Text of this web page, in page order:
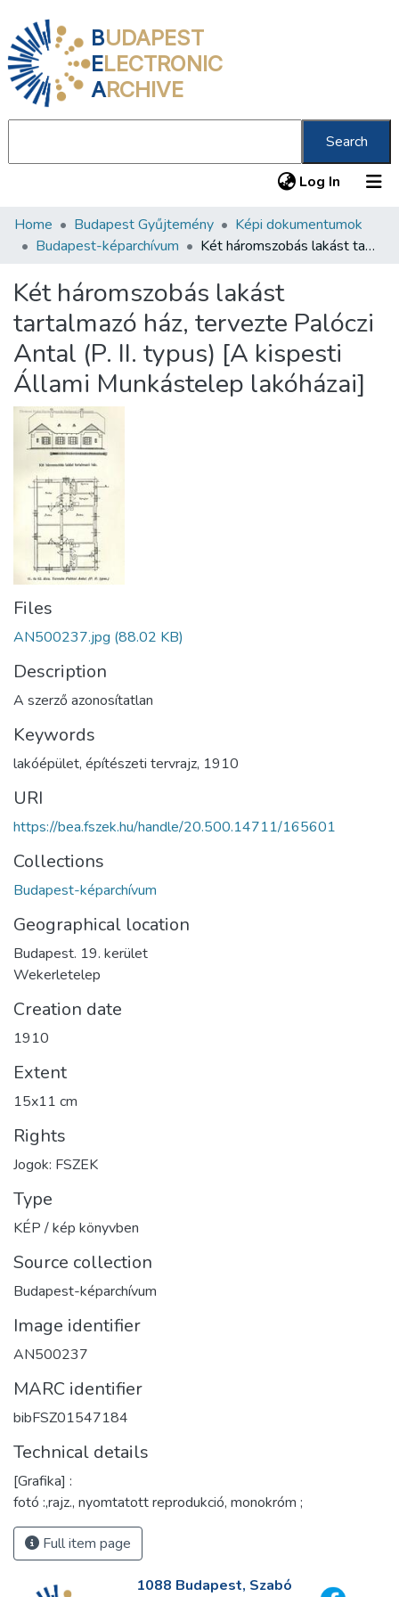
BUDAPEST
ELECTRONIC
ARCHIVE
Search
Log In (current)
Communities & Collections
Statistics
About us
Home Budapest Gyűjtemény
Képi dokumentumok
Budapest-képarchívum
Két háromszobás lakást tartalmazó ház, tervezte Palóczi Antal (P. II. typus) [A kispesti Állami Munkástelep lakóházai]
Két háromszobás lakást
tartalmazó ház, tervezte Palóczi
Antal (P. II. typus) [A kispesti
Állami Munkástelep lakóházai]
Files
AN500237.jpg (88.02 KB)
Description
A szerző azonosítatlan
Keywords
lakóépület, építészeti tervrajz, 1910
URI
https://bea.fszek.hu/handle/20.500.14711/165601
Collections
Budapest-képarchívum
Geographical location
Budapest. 19. kerület
Wekerletelep
Creation date
1910
Extent
15x11 cm
Rights
Jogok: FSZEK
Type
KÉP / kép könyvben
Source collection
Budapest-képarchívum
Image identifier
AN500237
MARC identifier
bibFSZ01547184
Technical details
[Grafika] :
fotó :,rajz., nyomtatott reprodukció, monokróm ;
Full item page
1088 Budapest, Szabó